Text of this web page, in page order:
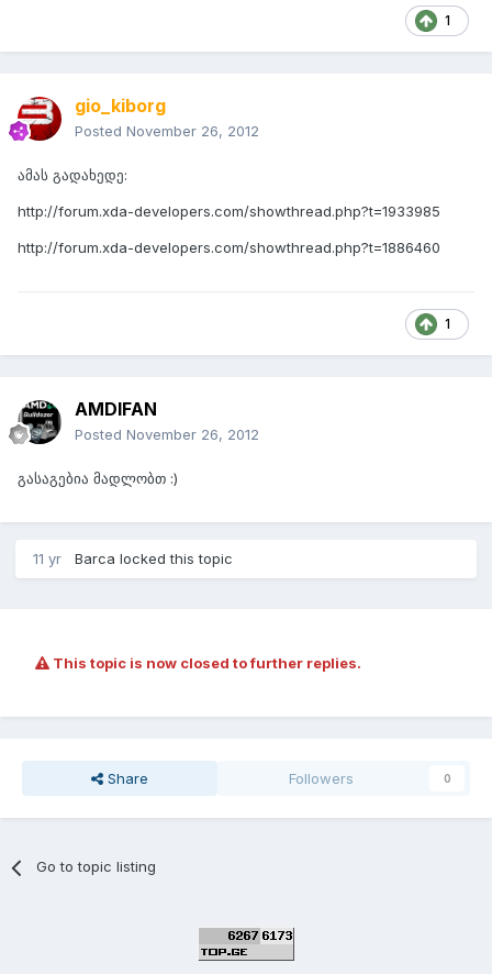
1
gio_kiborg
Posted November 26, 2012
ამას გადახედე:
http://forum.xda-developers.com/showthread.php?t=1933985
http://forum.xda-developers.com/showthread.php?t=1886460
1
AMDIFAN
Posted November 26, 2012
გასაგებია მადლობთ :)
11 yr Barca locked this topic
This topic is now closed to further replies.
Share Followers 0
Go to topic listing